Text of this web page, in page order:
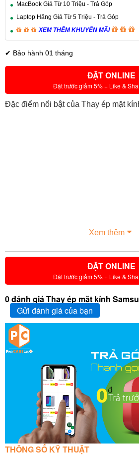
MacBook Giá Từ 10 Triệu - Trả Góp
Laptop Hãng Giá Từ 5 Triệu - Trả Góp
XEM THÊM KHUYẾN MÃI
✔ Bảo hành 01 tháng
ĐẶT ONLINE
Đặt trước giảm 5% + Like &
Đặc điểm nổi bật của Thay ép mặt
Xem thêm
ĐẶT ONLINE
Đặt trước giảm 5% + Like &
0 đánh giá Thay ép mặt kính
Gửi đánh giá của bạn
THÔNG SỐ KỸ THUẬT